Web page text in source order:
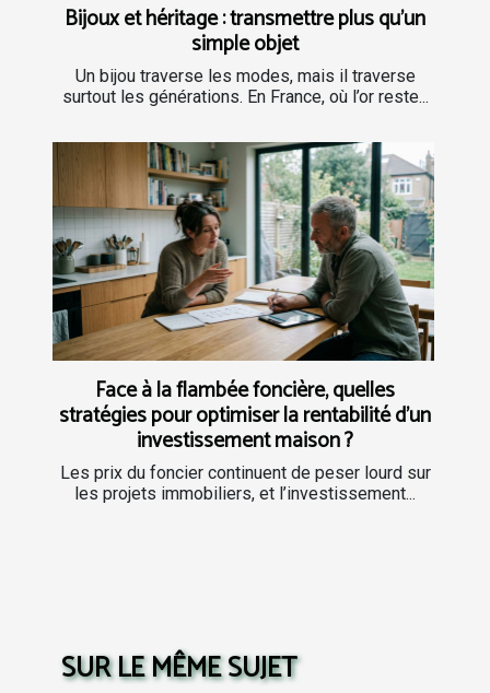
Bijoux et héritage : transmettre plus qu’un
simple objet
Un bijou traverse les modes, mais il traverse
surtout les générations. En France, où l’or reste...
Face à la flambée foncière, quelles
stratégies pour optimiser la rentabilité d’un
investissement maison ?
Les prix du foncier continuent de peser lourd sur
les projets immobiliers, et l’investissement...
SUR LE MÊME SUJET